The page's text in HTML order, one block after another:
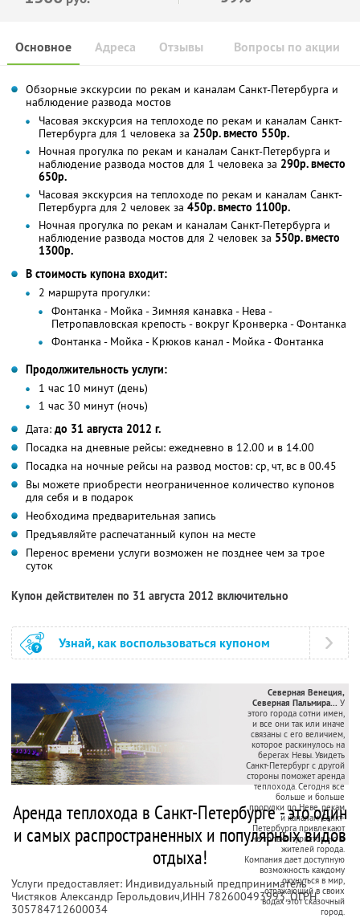
Основное Отзывы Вопросы по акции
Адреса
Обзорные экскурсии по рекам и каналам Санкт-Петербурга и
наблюдение развода мостов
Часовая экскурсия на теплоходе по рекам и каналам Санкт-
Петербурга для 1 человека за 250р. вместо 550р.
Ночная прогулка по рекам и каналам Санкт-Петербурга и
наблюдение развода мостов для 1 человека за 290р. вместо
650р.
Часовая экскурсия на теплоходе по рекам и каналам Санкт-
Петербурга для 2 человек за 450р. вместо 1100р.
Ночная прогулка по рекам и каналам Санкт-Петербурга и
наблюдение развода мостов для 2 человек за 550р. вместо
1300р.
В стоимость купона входит:
2 маршрута прогулки:
Фонтанка - Мойка - Зимняя канавка - Нева -
Петропавловская крепость - вокруг Кронверка - Фонтанка
Фонтанка - Мойка - Крюков канал - Мойка - Фонтанка
Продолжительность услуги:
1 час 10 минут (день)
1 час 30 минут (ночь)
Дата: до 31 августа 2012 г.
Посадка на дневные рейсы: ежедневно в 12.00 и в 14.00
Посадка на ночные рейсы на развод мостов: ср, чт, вс в 00.45
Вы можете приобрести неограниченное количество купонов
для себя и в подарок
Необходима предварительная запись
Предъявляйте распечатанный купон на месте
Перенос времени услуги возможен не позднее чем за трое
суток
Купон действителен по 31 августа 2012 включительно
Узнай, как воспользоваться купоном
Северная Венеция,
Северная Пальмира... У
этого города сотни имен,
и все они так или иначе
связаны с его величием,
которое раскинулось на
берегах Невы. Увидеть
Санкт-Петербург с другой
стороны поможет аренда
теплохода. Сегодня все
больше и больше
прогулки по Неве, рекам
и каналам Санкт-
Петербурга привлекают
не только туристов, но и
жителей города.
Компания дает доступную
возможность каждому
окунуться в мир,
отражающий в своих
водах этот сказочный
город.
Аренда теплохода в Санкт-Петербурге - это один
и самых распространенных и популярных видов
отдыха!
Услуги предоставляет: Индивидуальный предприниматель
Чистяков Александр Герольдович,ИНН 782600493993, ОГРН
305784712600034